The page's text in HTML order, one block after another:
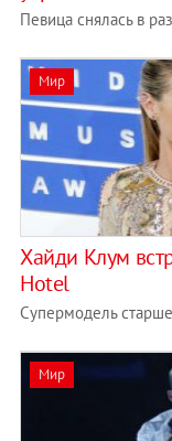
Певица снялась в
Мир
Хайди Клум
Hotel
Супермодель
Мир